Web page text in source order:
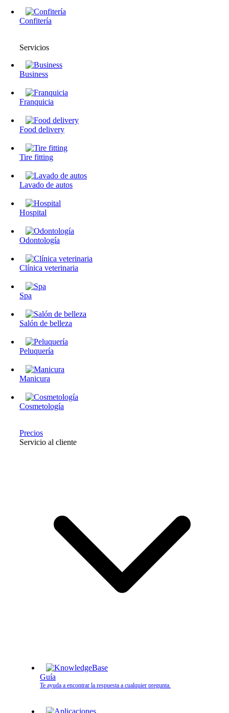
Confitería
Servicios
Business
Franquicia
Food delivery
Tire fitting
Lavado de autos
Hospital
Odontología
Clínica veterinaria
Spa
Salón de belleza
Peluquería
Manicura
Cosmetología
Precios
Servicio al cliente
Guía
Te ayuda a encontrar la respuesta a cualquier pregunta.